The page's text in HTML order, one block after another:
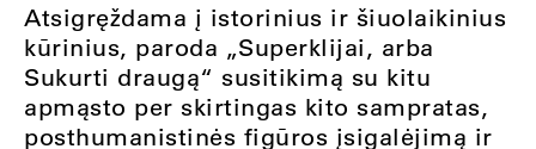
Atsigręždama į istorinius ir šiuolaikinius
kūrinius, paroda „Superklijai, arba
Sukurti draugą“ susitikimą su kitu
apmąsto per skirtingas kito sampratas,
posthumanistinės figūros įsigalėjimą ir